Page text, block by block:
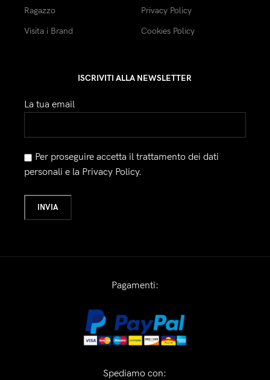
Ragazzo
Visita i Brand
Privacy Policy
Cookies Policy
ISCRIVITI ALLA NEWSLETTER
La tua email
Per proseguire accetta il trattamento dei dati
personali e la Privacy Policy.
Pagamenti:
Spediamo con: